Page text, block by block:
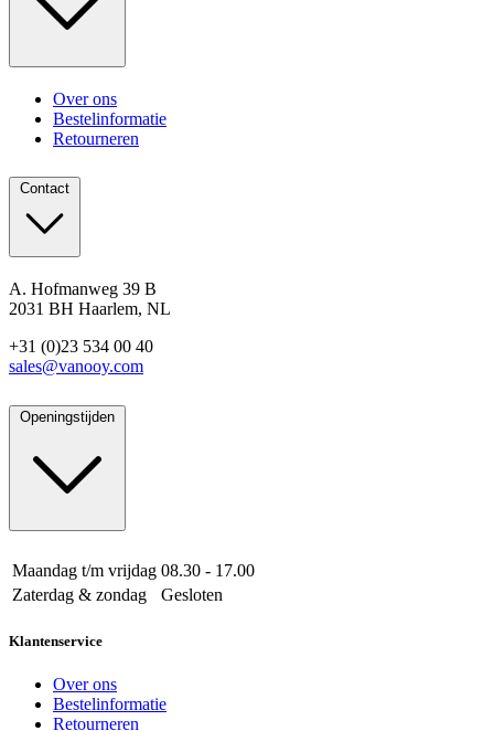
Over ons
Bestelinformatie
Retourneren
Contact
A. Hofmanweg 39 B
2031 BH Haarlem, NL
+31 (0)23 534 00 40
sales@vanooy.com
Openingstijden
Maandag t/m vrijdag 08.30 - 17.00
Zaterdag & zondag
Gesloten
Klantenservice
Over ons
Bestelinformatie
Retourneren